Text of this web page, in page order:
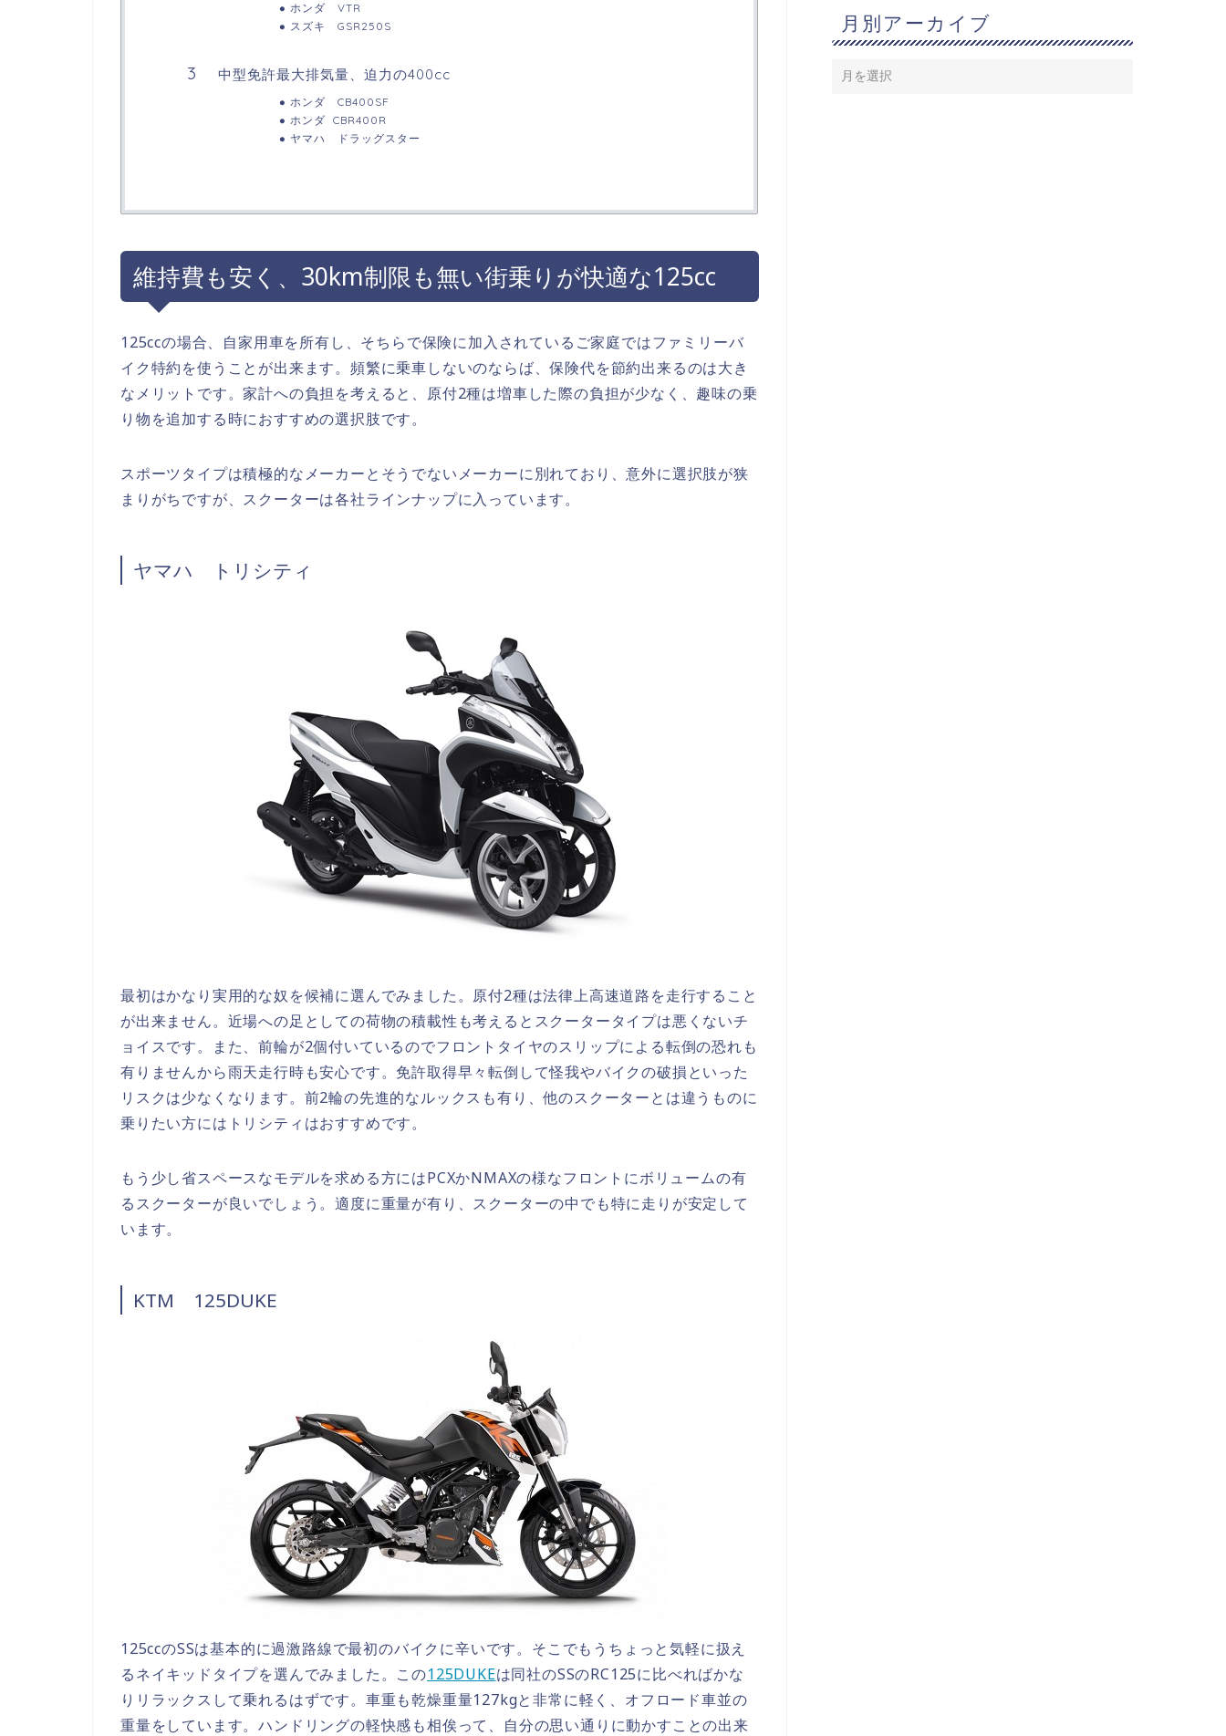
ホンダ VTR
スズキ GSR250S
中型免許最大排気量、迫力の400cc
ホンダ CB400SF
ホンダ CBR400R
ヤマハ ドラッグスター
維持費も安く、30km制限も無い街乗りが快適な125cc
125ccの場合、自家用車を所有し、そちらで保険に加入されているご家庭ではファミリーバ
イク特約を使うことが出来ます。頻繁に乗車しないのならば、保険代を節約出来るのは大き
なメリットです。家計への負担を考えると、原付2種は増車した際の負担が少なく、趣味の乗
り物を追加する時におすすめの選択肢です。
スポーツタイプは積極的なメーカーとそうでないメーカーに別れており、意外に選択肢が狭
まりがちですが、スクーターは各社ラインナップに入っています。
ヤマハ トリシティ
最初はかなり実用的な奴を候補に選んでみました。原付2種は法律上高速道路を走行すること
が出来ません。近場への足としての荷物の積載性も考えるとスクータータイプは悪くないチ
ョイスです。また、前輪が2個付いているのでフロントタイヤのスリップによる転倒の恐れも
有りませんから雨天走行時も安心です。免許取得早々転倒して怪我やバイクの破損といった
リスクは少なくなります。前2輪の先進的なルックスも有り、他のスクーターとは違うものに
乗りたい方にはトリシティはおすすめです。
もう少し省スペースなモデルを求める方にはPCXかNMAXの様なフロントにボリュームの有
るスクーターが良いでしょう。適度に重量が有り、スクーターの中でも特に走りが安定して
います。
KTM 125DUKE
125ccのSSは基本的に過激路線で最初のバイクに辛いです。そこでもうちょっと気軽に扱え
るネイキッドタイプを選んでみました。この125DUKEは同社のSSのRC125に比べればかな
りリラックスして乗れるはずです。車重も乾燥重量127kgと非常に軽く、オフロード車並の
重量をしています。ハンドリングの軽快感も相俟って、自分の思い通りに動かすことの出来
月別アーカイブ